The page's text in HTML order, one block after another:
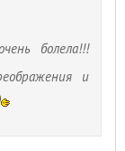
болела!!!
и